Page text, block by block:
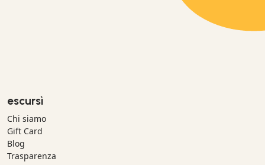
escursì
Chi siamo
Gift Card
Blog
Trasparenza